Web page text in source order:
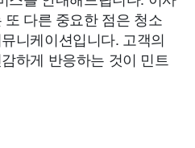
다른 중요한 점은 청소
니케이션입니다. 고객의
하게 반응하는 것이 민트